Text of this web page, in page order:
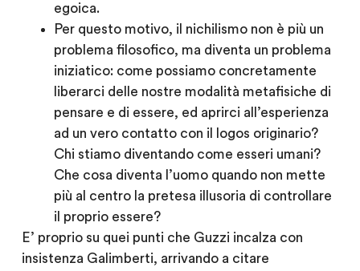
egoica.
Per questo motivo, il nichilismo non è più un
problema filosofico, ma diventa un problema
iniziatico: come possiamo concretamente
liberarci delle nostre modalità metafisiche di
pensare e di essere, ed aprirci all’esperienza
ad un vero contatto con il logos originario?
Chi stiamo diventando come esseri umani?
Che cosa diventa l’uomo quando non mette
più al centro la pretesa illusoria di controllare
il proprio essere?
E’ proprio su quei punti che Guzzi incalza con
insistenza Galimberti, arrivando a citare